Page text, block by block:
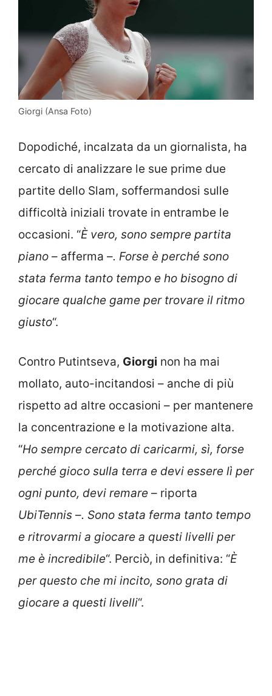
Giorgi (Ansa Foto)
Dopodiché, incalzata da un giornalista, ha
cercato di analizzare le sue prime due
partite dello Slam, soffermandosi sulle
difficoltà iniziali trovate in entrambe le
occasioni. “È vero, sono sempre partita
piano – afferma –. Forse è perché sono
stata ferma tanto tempo e ho bisogno di
giocare qualche game per trovare il ritmo
giusto“.
Contro Putintseva, Giorgi non ha mai
mollato, auto-incitandosi – anche di più
rispetto ad altre occasioni – per mantenere
la concentrazione e la motivazione alta.
“Ho sempre cercato di caricarmi, sì, forse
perché gioco sulla terra e devi essere lì per
ogni punto, devi remare – riporta
UbiTennis –. Sono stata ferma tanto tempo
e ritrovarmi a giocare a questi livelli per
me è incredibile“. Perciò, in definitiva: “È
per questo che mi incito, sono grata di
giocare a questi livelli“.